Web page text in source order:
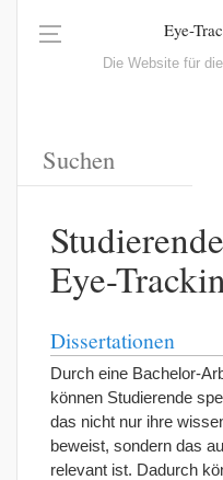
Eye-
Die Website für
Eye-
Dissertationen
Durch eine Bachelor-
können Studierende
das nicht nur ihre
beweist, sondern das
relevant ist. Dadurch